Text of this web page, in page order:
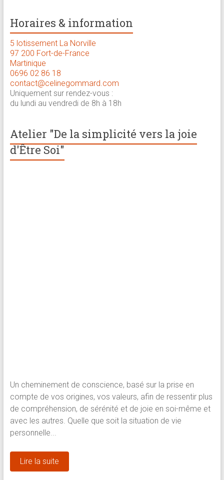
en
thérapie
brève
Horaires & information
5 lotissement La Norville
97 200 Fort-de-France
Martinique
0696 02 86 18
contact@celinegommard.com
Uniquement sur rendez-vous :
du lundi au vendredi de 8h à 18h
Atelier "De la simplicité vers la joie
d'Être Soi"
Un cheminement de conscience, basé sur la prise en
compte de vos origines, vos valeurs, afin de ressentir plus
de compréhension, de sérénité et de joie en soi-même et
avec les autres. Quelle que soit la situation de vie
personnelle...
Lire la suite